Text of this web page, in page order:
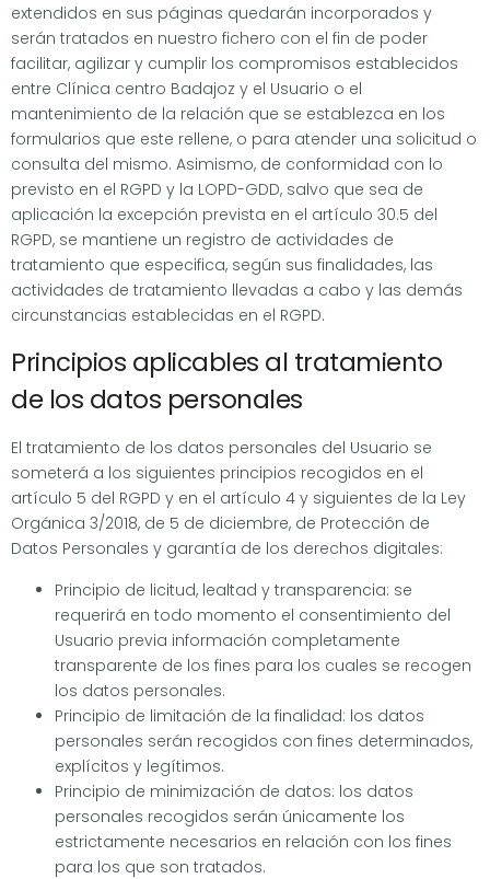
extendidos en sus páginas quedarán incorporados y
serán tratados en nuestro fichero con el fin de poder
facilitar, agilizar y cumplir los compromisos establecidos
entre Clínica centro Badajoz y el Usuario o el
mantenimiento de la relación que se establezca en los
formularios que este rellene, o para atender una solicitud o
consulta del mismo. Asimismo, de conformidad con lo
previsto en el RGPD y la LOPD-GDD, salvo que sea de
aplicación la excepción prevista en el artículo 30.5 del
RGPD, se mantiene un registro de actividades de
tratamiento que especifica, según sus finalidades, las
actividades de tratamiento llevadas a cabo y las demás
circunstancias establecidas en el RGPD.
Principios aplicables al tratamiento
de los datos personales
El tratamiento de los datos personales del Usuario se
someterá a los siguientes principios recogidos en el
artículo 5 del RGPD y en el artículo 4 y siguientes de la Ley
Orgánica 3/2018, de 5 de diciembre, de Protección de
Datos Personales y garantía de los derechos digitales:
Principio de licitud, lealtad y transparencia: se
requerirá en todo momento el consentimiento del
Usuario previa información completamente
transparente de los fines para los cuales se recogen
los datos personales.
Principio de limitación de la finalidad: los datos
personales serán recogidos con fines determinados,
explícitos y legítimos.
Principio de minimización de datos: los datos
personales recogidos serán únicamente los
estrictamente necesarios en relación con los fines
para los que son tratados.